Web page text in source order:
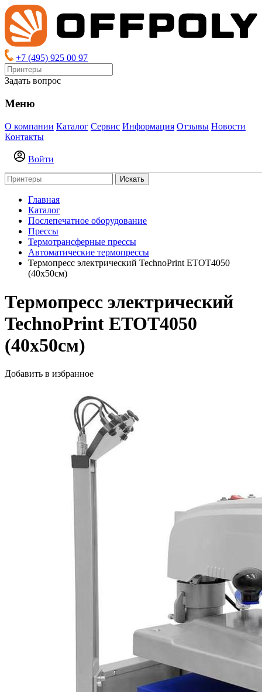
+7 (495) 925 00 97
Задать вопрос
Меню
О компании Каталог Сервис Информация Отзывы Новости
Контакты
Войти
Искать
Главная
Каталог
Послепечатное оборудование
Прессы
Термотрансферные прессы
Автоматические термопрессы
Термопресс электрический TechnoPrint ETOT4050
(40х50см)
Термопресс электрический
TechnoPrint ETOT4050
(40х50см)
Добавить в избранное